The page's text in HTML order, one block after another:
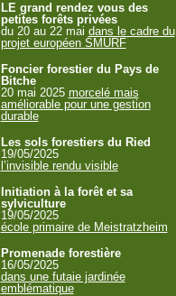
LE grand rendez vous des
petites forêts privées
du 20 au 22 mai dans le cadre du
projet européen SMURF
Foncier forestier du Pays de
Bitche
20 mai 2025 morcelé mais
améliorable pour une gestion
durable
Les sols forestiers du Ried
19/05/2025
l’invisible rendu visible
Initiation à la forêt et sa
sylviculture
19/05/2025
école primaire de Meistratzheim
Promenade forestière
16/05/2025
dans une futaie jardinée
emblématique